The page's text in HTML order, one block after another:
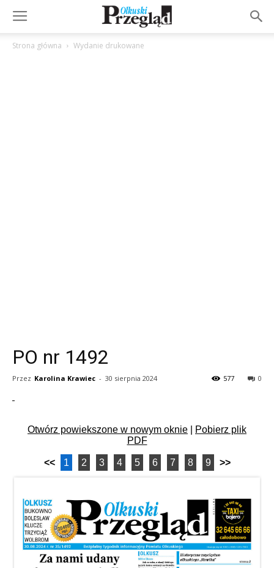
Strona główna Wydanie drukowane
PO nr 1492
Przez Karolina Krawiec - 30 sierpnia 2024 0
577